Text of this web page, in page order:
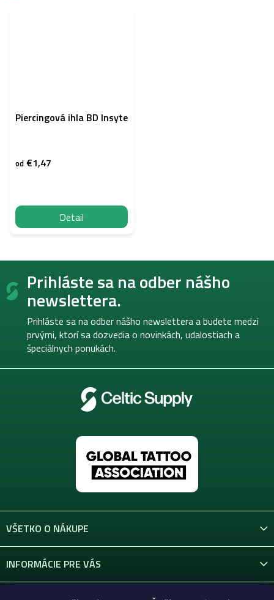
Piercingová ihla BD Insyte
od €1,47
Detail
Z
Prihláste sa na odber nášho
newslettera.
Prihláste sa na odber nášho newslettera a budete medzi
prvými, ktorí sa dozvedia o novinkách, udalostiach a
špeciálnych ponukách.
VŠETKO O NÁKUPE
INFORMÁCIE PRE VÁS